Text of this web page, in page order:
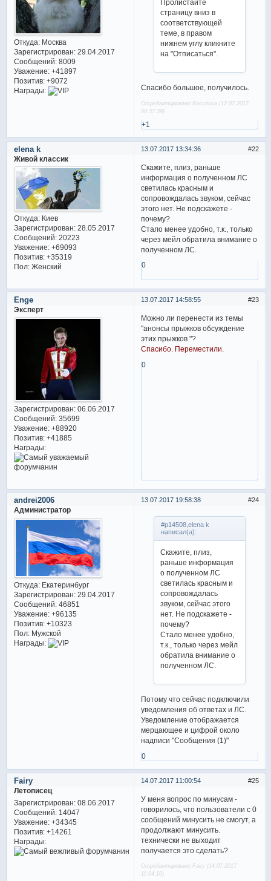
Откуда:Москва
Зарегистрирован: 29.04.2017
Сообщений:8009
Уважение: +41897
Позитив: +9072
Награды:
Пролистайте
страницу вниз в
соответствующей
теме, в правом
нижнем углу кликните
на "Отписаться".
Спасибо большое, получилось.
Отредактировано Василиса (12.07.2017
08:37:39)
+1
22
13.07.2017 13:34:36
elena k
Живой классик
Откуда:Киев
Зарегистрирован: 28.05.2017
Сообщений:20223
Уважение: +69093
Позитив: +35319
Пол:Женский
Скажите, плиз, раньше
информация о полученном ЛС
светилась красным и
сопровождалась звуком, сейчас
этого нет. Не подскажете -
почему?
Стало менее удобно, т.к., только
через мейл обратила внимание о
полученном ЛС.
0
23
13.07.2017 14:58:55
Enge
Эксперт
Зарегистрирован: 06.06.2017
Сообщений:35699
Уважение: +88920
Позитив: +41885
Награды:
Можно ли перенести из темы
"анонсы прыжков обсуждение
этих прыжков "?
Спасибо. Переместили.
0
24
13.07.2017 19:58:38
andrei2006
Администратор
Откуда:Екатеринбург
Зарегистрирован: 29.04.2017
Сообщений:46851
Уважение: +96135
Позитив: +10323
Пол:Мужской
Награды:
#p14508,elena k
написал(а):
Скажите, плиз,
раньше информация
о полученном ЛС
светилась красным и
сопровождалась
звуком, сейчас этого
нет. Не подскажете -
почему?
Стало менее удобно,
т.к., только через мейл
обратила внимание о
полученном ЛС.
Потому что сейчас подключили
уведомления об ответах и ЛС.
Уведомление отображается
мерцающее и цифрой около
надписи "Сообщения (1)"
0
25
14.07.2017 11:00:54
Fairy
Летописец
Зарегистрирован: 08.06.2017
Сообщений:14047
Уважение: +34345
Позитив: +14261
Награды:
У меня вопрос по минусам -
говорилось, что пользователи с 0
сообщений минусить не смогут, а
продолжают минусить.
технически не выходит
получается это сделать?
Отредактировано Fairy (14.07.2017
11:04:10)